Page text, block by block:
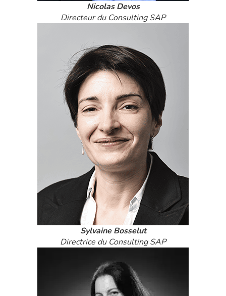
Nicolas Devos
Directeur du Consulting SAP
Sylvaine Bosselut
Directrice du Consulting SAP